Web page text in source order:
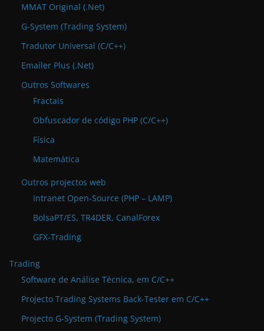
MMAT Original (.Net)
G-System (Trading System)
Tradutor Universal (C/C++)
Emailer Plus (.Net)
Outros Softwares
Fractais
Obfuscador de código PHP (C/C++)
Física
Matemática
Outros projectos web
Intranet Open-Source (PHP – LAMP)
BolsaPT/ES, TR4DER, CanalForex
GFX-Trading
Trading
Software de Análise Técnica, em C/C++
Projecto Trading Systems Back-Tester em C/C++
Projecto G-System (Trading System)